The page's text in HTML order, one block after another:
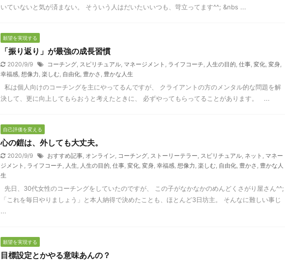
いていないと気が済まない。 そういう人はだいたいいつも、苛立ってます^^; &nbs ...
願望を実現する
「振り返り」が最強の成長習慣
2020/9/9 コーチング, スピリチュアル, マネージメント , ライフコーチ, 人生の目的, 仕事, 変化, 変身,
幸福感, 想像力, 楽しむ, 自由化, 豊かさ , 豊かな人生
私は個人向けのコーチングを主にやってるんですが、 クライアントの方のメンタル的な問題を解
決して、更に向上してもらおうと考えたときに、 必ずやってもらってることがあります。 ...
自己評価を変える
心の鎧は、外しても大丈夫。
2020/9/9 おすすめ記事, オンライン, コーチング, ストーリーテラー, スピリチュアル, ネット , マネー
ジメント , ライフコーチ, 人生, 人生の目的, 仕事, 変化, 変身, 幸福感, 想像力, 楽しむ, 自由化, 豊かさ , 豊かな人
生
先日、30代女性のコーチングをしていたのですが、 この子がなかなかのめんどくさがり屋さん^^;
「これを毎日やりましょう」と本人納得で決めたことも、ほとんど3日坊主。 そんなに難しい事じ
...
願望を実現する
目標設定とかやる意味あんの？